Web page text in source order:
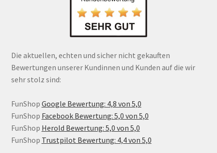
Die aktuellen, echten und sicher nicht gekauften
Bewertungen unserer Kundinnen und Kunden auf die wir
sehr stolz sind:
FunShop Google Bewertung: 4,8 von 5,0
FunShop Facebook Bewertung: 5,0 von 5,0
FunShop Herold Bewertung: 5,0 von 5,0
FunShop Trustpilot Bewertung: 4,4 von 5,0